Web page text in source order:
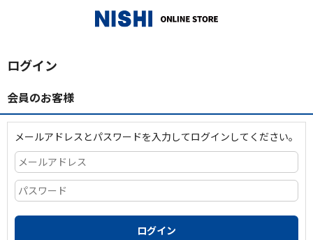
ログイン
会員のお客様
メールアドレスとパスワードを入力してログインしてください。